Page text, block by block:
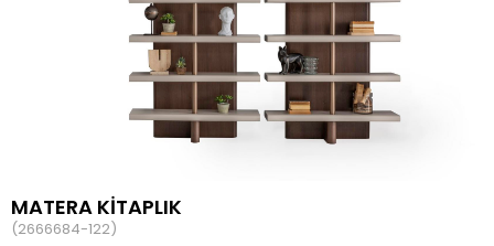
MATERA KİTAPLIK
(2666684-122)